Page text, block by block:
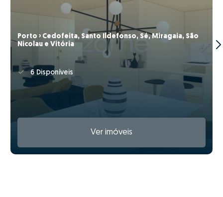
Porto › Cedofeita, Santo Ildefonso, Sé, Miragaia, São
Nicolau e Vitória
6 Disponíveis
Ver imóveis